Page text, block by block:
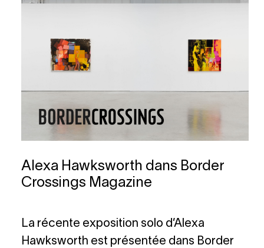
Alexa Hawksworth dans Border
Crossings Magazine
La récente exposition solo d’Alexa
Hawksworth est présentée dans Border